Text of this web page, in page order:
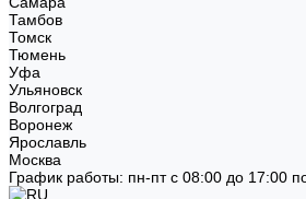
Тамбов
Томск
Тюмень
Уфа
Ульяновск
Волгоград
Воронеж
Ярославль
Москва
График работы: пн-пт с 08:00 до 17:00